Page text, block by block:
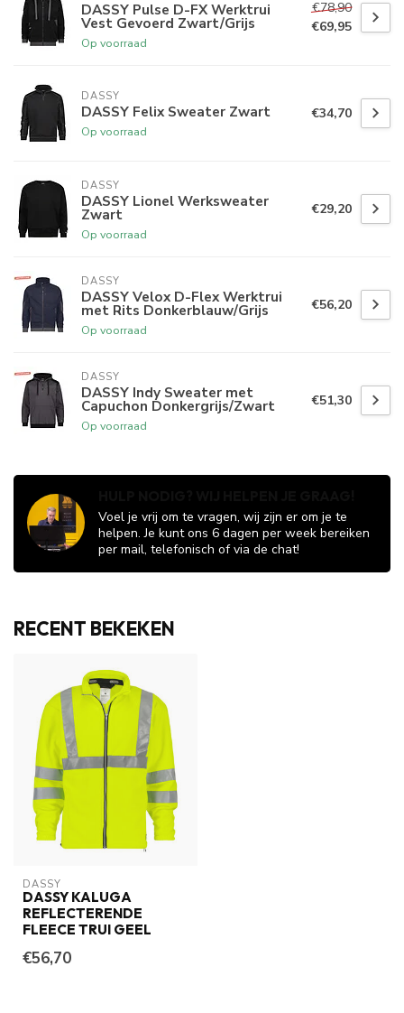
DASSY Pulse D-FX Werktrui
Vest Gevoerd Zwart/Grijs
Op voorraad
€78,90
€69,95
DASSY
DASSY Felix Sweater Zwart
Op voorraad
€34,70
DASSY
DASSY Lionel Werksweater
Zwart
Op voorraad
€29,20
DASSY
DASSY Velox D-Flex Werktrui
met Rits Donkerblauw/Grijs
Op voorraad
€56,20
DASSY
DASSY Indy Sweater met
Capuchon Donkergrijs/Zwart
Op voorraad
€51,30
Voel je vrij om te vragen, wij zijn er om je te
helpen. Je kunt ons 6 dagen per week bereiken
per mail, telefonisch of via de chat!
RECENT BEKEKEN
DASSY
DASSY KALUGA
REFLECTERENDE
FLEECE TRUI GEEL
€56,70